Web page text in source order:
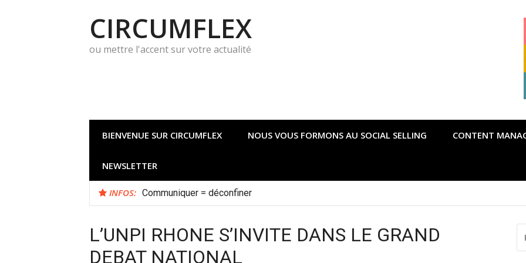
CIRCUMFLEX
ou mettre l'accent sur votre actualité
BIENVENUE SUR CIRCUMFLEX NOUS VOUS FORMONS AU SOCIAL SELLING CONTENT
NEWSLETTER
INFOS: Quelle démarche d’innovation possible pour gérer la crise du Covid ?
Communiquer = déconfiner
L’UNPI RHONE S’INVITE DANS LE GRAND
DEBAT NATIONAL
: